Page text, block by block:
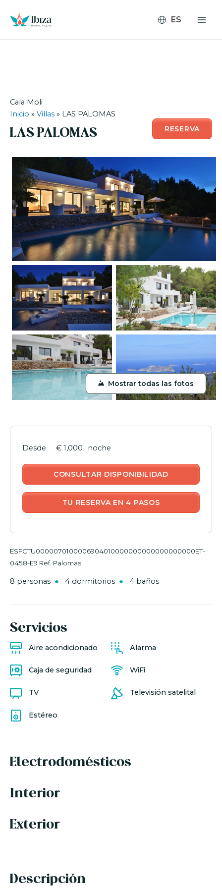
contenido
Cala Moli
Inicio » Villas » LAS PALOMAS
LAS PALOMAS RESERVA
Mostrar todas las fotos
ESFCTU0000070100006904010000000000000000000ET-
0458-E9 Ref. Palomas
8 personas 4 dormitorios 4 baños
Servicios
Aire acondicionado Alarma
Caja de seguridad WiFi
TV Televisión satelital
Estéreo
Electrodomésticos
Interior
Exterior
Descripción
€ 1,000 noche
CONSULTAR DISPONIBILIDAD
TU RESERVA EN 4 PASOS